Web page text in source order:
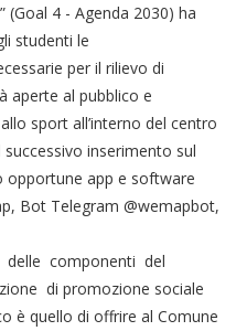
(Goal 4 - Agenda 2030) ha
studenti le
per il rilievo di
aperte al pubblico e
sport all’interno del centro
inserimento sul
opportune app e software
Bot Telegram @wemapbot,
componenti del
di promozione sociale
è quello di offrire al Comune